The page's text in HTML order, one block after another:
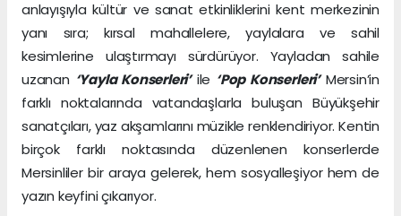
anlayışıyla kültür ve sanat etkinliklerini kent merkezinin
yanı sıra; kırsal mahallelere, yaylalara ve sahil
kesimlerine ulaştırmayı sürdürüyor. Yayladan sahile
uzanan ‘Yayla Konserleri’ile ‘Pop Konserleri’Mersin’in
farklı noktalarında vatandaşlarla buluşan Büyükşehir
sanatçıları, yaz akşamlarını müzikle renklendiriyor. Kentin
birçok farklı noktasında düzenlenen konserlerde
Mersinliler bir araya gelerek, hem sosyalleşiyor hem de
yazın keyfini çıkarıyor.